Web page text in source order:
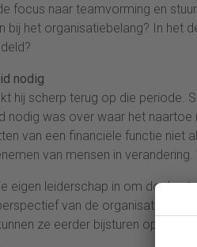
focus naar teamvorming en
bij het organisatiebelang? In het
nodig
hij scherp terug op die periode.
nodig was over waar het
van een financiële functie niet
van mensen in
eigen leiderschap in om doelen
van de organisatie als
ze eerder bijsturen op